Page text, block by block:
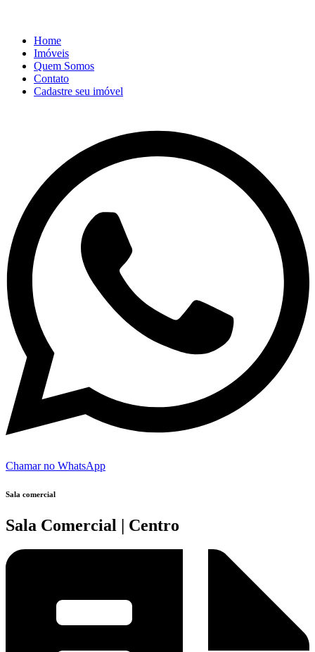
Home
Imóveis
Quem Somos
Contato
Cadastre seu imóvel
Chamar no WhatsApp
Sala comercial
Sala Comercial | Centro